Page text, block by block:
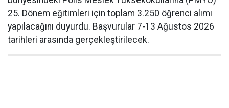
25. Dönem eğitimleri için toplam 3.250 öğrenci alımı
yapılacağını duyurdu. Başvurular 7-13 Ağustos 2026
tarihleri arasında gerçekleştirilecek.